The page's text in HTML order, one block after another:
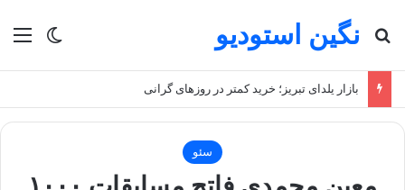
تغییر نگین استودیو
جستجو برای
بازار یلدای تبریز؛ خرید کمتر در روزهای گرانی
سئو